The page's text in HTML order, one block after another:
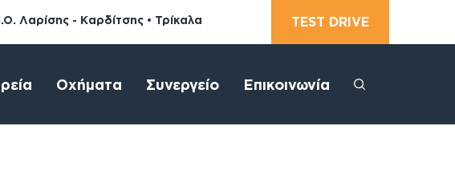
Λαρίσης - Καρδίτσης • Τρίκαλα TEST DRIVE
Οχήματα Συνεργείο Επικοινωνία